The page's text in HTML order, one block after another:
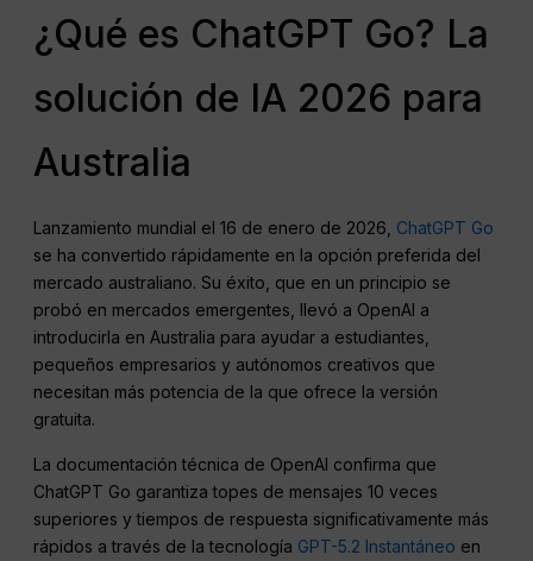
¿Qué es ChatGPT Go? La
solución de IA 2026 para
Australia
Lanzamiento mundial el 16 de enero de 2026, ChatGPT Go
se ha convertido rápidamente en la opción preferida del
mercado australiano. Su éxito, que en un principio se
probó en mercados emergentes, llevó a OpenAI a
introducirla en Australia para ayudar a estudiantes,
pequeños empresarios y autónomos creativos que
necesitan más potencia de la que ofrece la versión
gratuita.
La documentación técnica de OpenAI confirma que
ChatGPT Go garantiza topes de mensajes 10 veces
superiores y tiempos de respuesta significativamente más
rápidos a través de la tecnología GPT-5.2 Instantáneo en